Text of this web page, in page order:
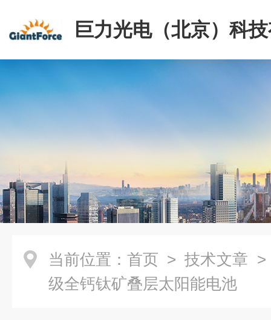
巨力光电（北京）科
司
当前位置： 首页 > 技术文章 >
级全钙钛矿叠层太阳能电池